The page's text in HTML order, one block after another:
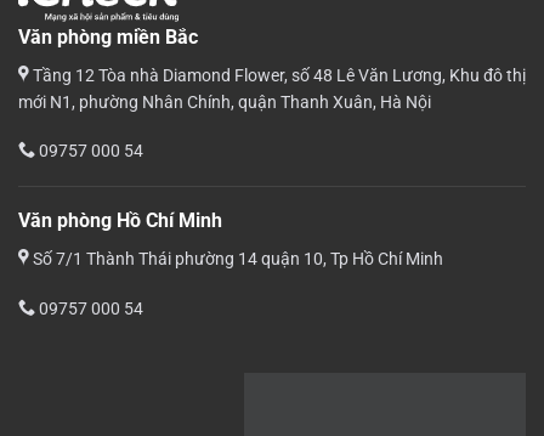
Văn phòng miền Bắc
Tầng 12 Tòa nhà Diamond Flower, số 48 Lê Văn Lương, Khu đô thị
mới N1, phường Nhân Chính, quận Thanh Xuân, Hà Nội
09757 000 54
Văn phòng Hồ Chí Minh
Số 7/1 Thành Thái phường 14 quận 10, Tp Hồ Chí Minh
09757 000 54